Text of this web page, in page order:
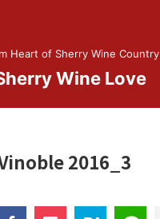
Heart of Sherry Wine Country
Wine Love
2016_3